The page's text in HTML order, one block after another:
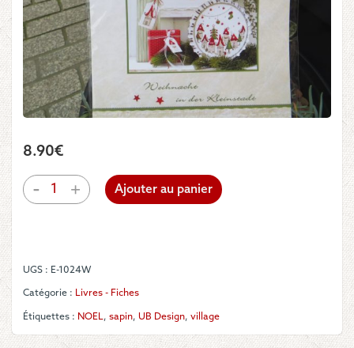
8.90€
-
quantité
de
"Weihnacht
in
Kleinstadt"
Nouveauté
+ Ajouter au panier
UGS : E-1024W
Catégorie : Livres - Fiches
Étiquettes : NOEL, sapin, UB Design, village